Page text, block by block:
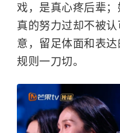
戏，是真心疼后辈
真的努力过却不被
意，留足体面和表
规则一刀切。